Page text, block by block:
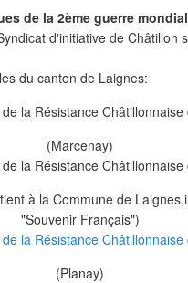
de la 2ème guerre
d'initiative de Châtillon
du canton de Laignes:
(Marcenay)
à la Commune de
"Souvenir Français")
(Planay)